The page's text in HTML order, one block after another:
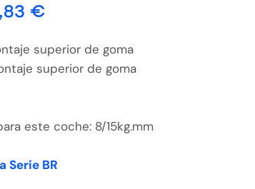
€
superior de goma
superior de goma
este coche: 8/15kg.mm
Serie BR